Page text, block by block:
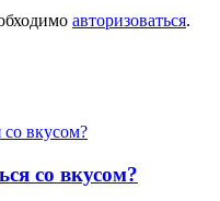
авторизоваться.
со вкусом?